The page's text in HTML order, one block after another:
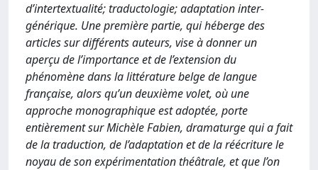
d’intertextualité; traductologie; adaptation inter-
générique. Une première partie, qui héberge des
articles sur différents auteurs, vise à donner un
aperçu de l’importance et de l’extension du
phénomène dans la littérature belge de langue
française, alors qu’un deuxième volet, où une
approche monographique est adoptée, porte
entièrement sur Michèle Fabien, dramaturge qui a fait
de la traduction, de l’adaptation et de la réécriture le
noyau de son expérimentation théâtrale, et que l’on